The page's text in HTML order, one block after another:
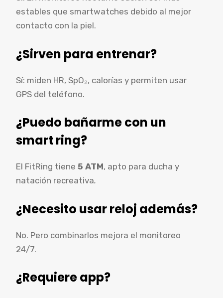
estables que smartwatches debido al mejor
contacto con la piel.
¿Sirven para entrenar?
Sí: miden HR, SpO₂, calorías y permiten usar
GPS del teléfono.
¿Puedo bañarme con un
smart ring?
El FitRing tiene 5 ATM, apto para ducha y
natación recreativa.
¿Necesito usar reloj además?
No. Pero combinarlos mejora el monitoreo
24/7.
¿Requiere app?